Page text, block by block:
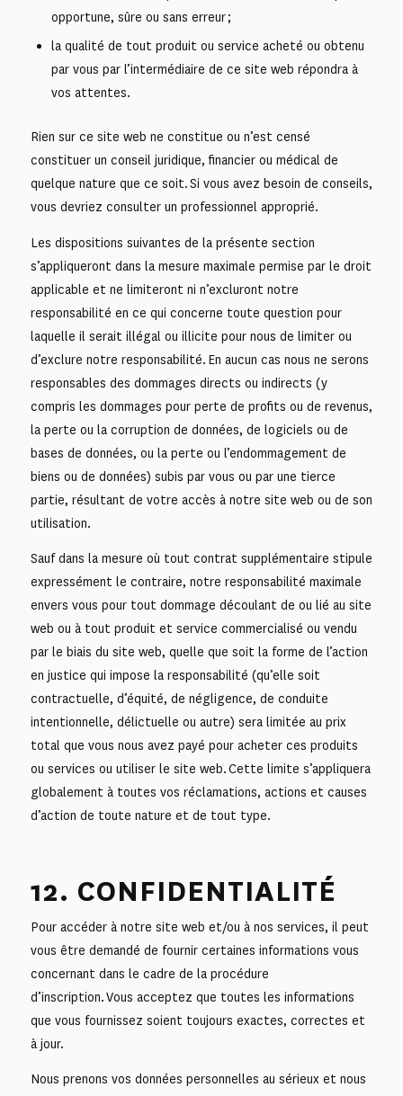
opportune, sûre ou sans erreur ;
la qualité de tout produit ou service acheté ou obtenu
par vous par l’intermédiaire de ce site web répondra à
vos attentes.
Rien sur ce site web ne constitue ou n’est censé
constituer un conseil juridique, financier ou médical de
quelque nature que ce soit. Si vous avez besoin de conseils,
vous devriez consulter un professionnel approprié.
Les dispositions suivantes de la présente section
s’appliqueront dans la mesure maximale permise par le droit
applicable et ne limiteront ni n’excluront notre
responsabilité en ce qui concerne toute question pour
laquelle il serait illégal ou illicite pour nous de limiter ou
d’exclure notre responsabilité. En aucun cas nous ne serons
responsables des dommages directs ou indirects (y
compris les dommages pour perte de profits ou de revenus,
la perte ou la corruption de données, de logiciels ou de
bases de données, ou la perte ou l’endommagement de
biens ou de données) subis par vous ou par une tierce
partie, résultant de votre accès à notre site web ou de son
utilisation.
Sauf dans la mesure où tout contrat supplémentaire stipule
expressément le contraire, notre responsabilité maximale
envers vous pour tout dommage découlant de ou lié au site
web ou à tout produit et service commercialisé ou vendu
par le biais du site web, quelle que soit la forme de l’action
en justice qui impose la responsabilité (qu’elle soit
contractuelle, d’équité, de négligence, de conduite
intentionnelle, délictuelle ou autre) sera limitée au prix
total que vous nous avez payé pour acheter ces produits
ou services ou utiliser le site web. Cette limite s’appliquera
globalement à toutes vos réclamations, actions et causes
d’action de toute nature et de tout type.
12. CONFIDENTIALITÉ
Pour accéder à notre site web et/ou à nos services, il peut
vous être demandé de fournir certaines informations vous
concernant dans le cadre de la procédure
d’inscription. Vous acceptez que toutes les informations
que vous fournissez soient toujours exactes, correctes et
à jour.
Nous prenons vos données personnelles au sérieux et nous